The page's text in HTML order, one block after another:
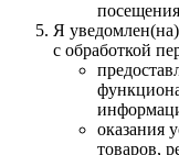
Я
с обработкой
оказания
товаров,